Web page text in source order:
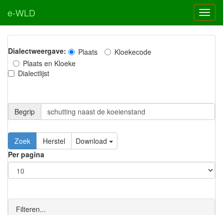
e-WLD
Dialectweergave: Plaats
Kloekecode
Plaats en Kloeke
Dialectlijst
Begrip
Zoek Herstel
Download
Per pagina
Filteren...